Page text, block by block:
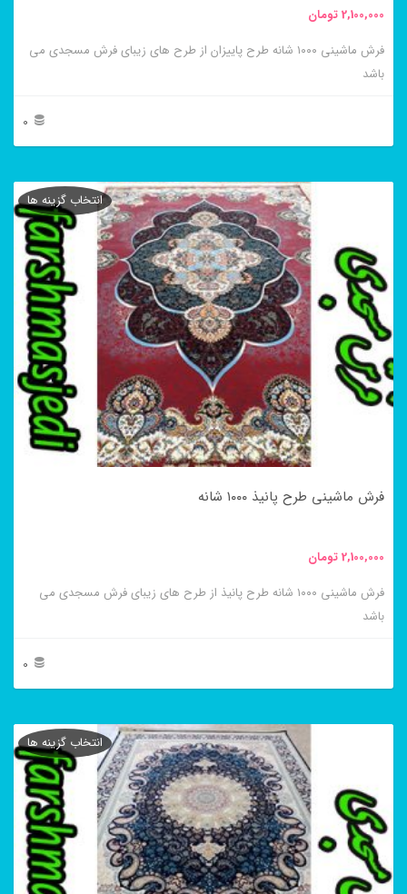
انتخاب
شوند
2,100,000تومان
فرش ماشینی ۱۰۰۰ شانه طرح پاییزان از طرح های زیبای فرش مسجدی می
باشد
0
محصول
مختلفی
باشد.
گزینه
ها
صفحه
انتخاب
شوند
فرش ماشینی طرح پانیذ ۱۰۰۰ شانه
2,100,000تومان
فرش ماشینی ۱۰۰۰ شانه طرح پانیذ از طرح های زیبای فرش مسجدی می
باشد
0
انتخاب گزینه ها
محصول
مختلفی
باشد.
انتخاب گزینه ها